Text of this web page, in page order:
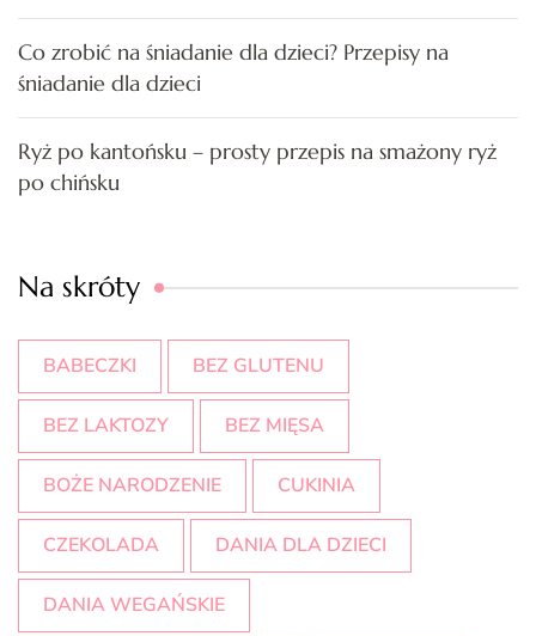
Co zrobić na śniadanie dla dzieci? Przepisy na
śniadanie dla dzieci
Ryż po kantońsku – prosty przepis na smażony ryż
po chińsku
Na skróty
BABECZKI BEZ GLUTENU
BEZ LAKTOZY BEZ MIĘSA
BOŻE NARODZENIE CUKINIA
CZEKOLADA DANIA DLA DZIECI
DANIA WEGAŃSKIE